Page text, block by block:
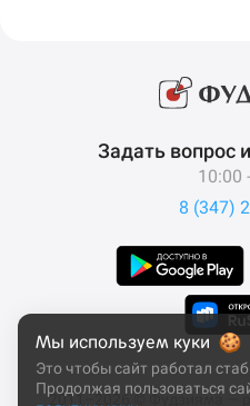
Задать вопрос
10:00
8 (347)
2011–2026 © Фудзияма —
Мы используем куки
Это чтобы сайт работал
Продолжая пользоваться